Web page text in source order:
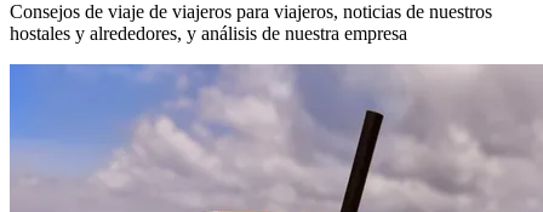
Consejos de viaje de viajeros para viajeros, noticias de nuestros
hostales y alrededores, y análisis de nuestra empresa